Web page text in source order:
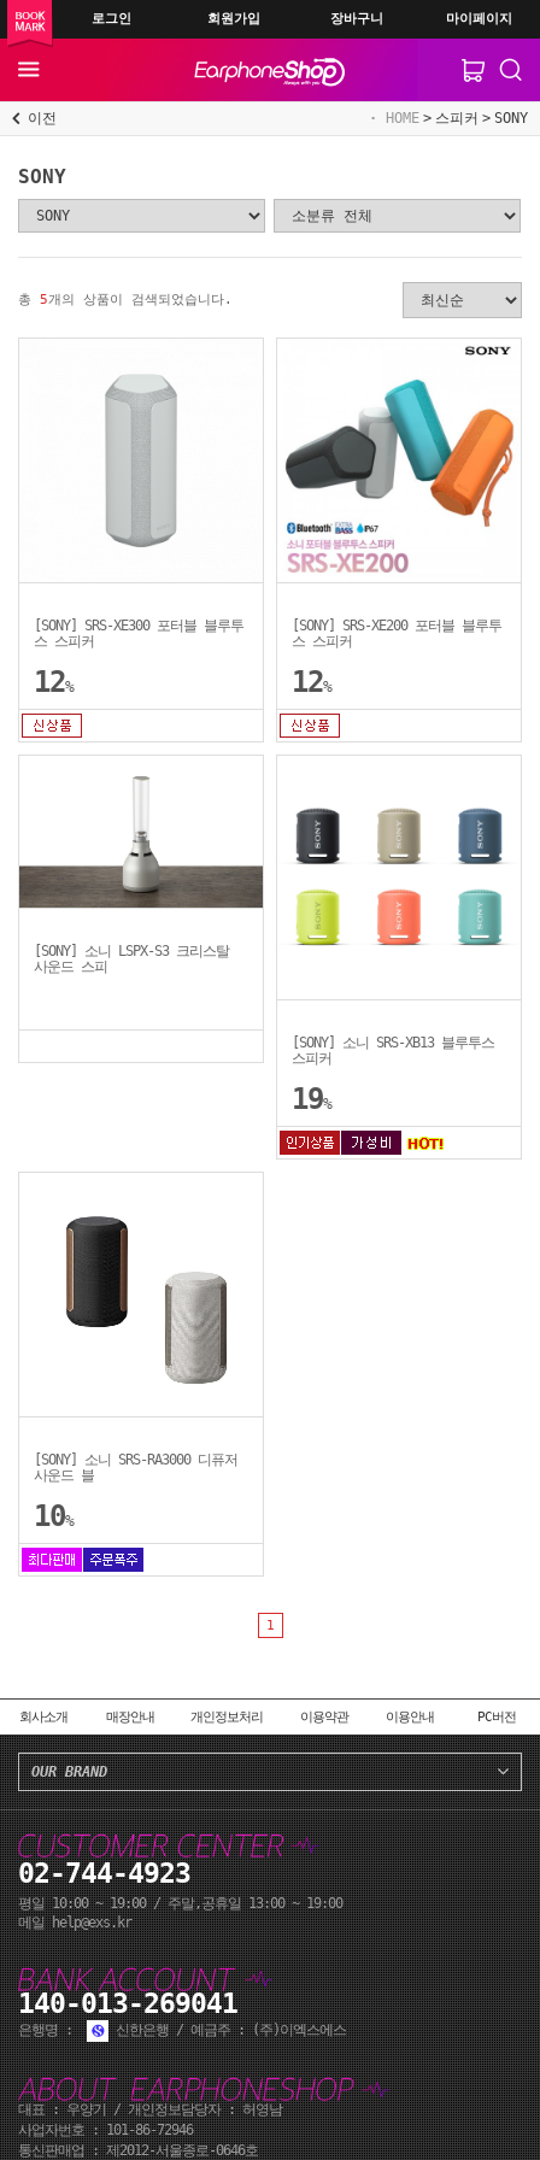
로그인 회원가입 장바구니 마이페이지
이전 HOME 스피커 SONY
SONY
총 5개의 상품이 검색되었습니다.
[SONY] SRS-XE300 포터블 블루투
스 스피커
12%
[SONY] SRS-XE200 포터블 블루투
스 스피커
12%
[SONY] 소니 LSPX-S3 크리스탈
사운드 스피
[SONY] 소니 SRS-XB13 블루투스
스피커
19%
[SONY] 소니 SRS-RA3000 디퓨저
사운드 블
10%
1
회사소개 매장안내 개인정보처리 이용약관 이용안내 PC버전
OUR BRAND
02-744-4923
평일 10:00 ~ 19:00 / 주말,공휴일 13:00 ~ 19:00
메일 help@exs.kr
140-013-269041
은행명 : 신한은행 / 예금주 : (주)이엑스에스
대표 : 우양기 / 개인정보담당자 : 허영남
사업자번호 : 101-86-72946
통신판매업 : 제2012-서울종로-0646호